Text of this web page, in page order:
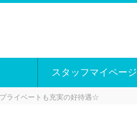
スタッフマイページ
ライベートも充実の好待遇☆